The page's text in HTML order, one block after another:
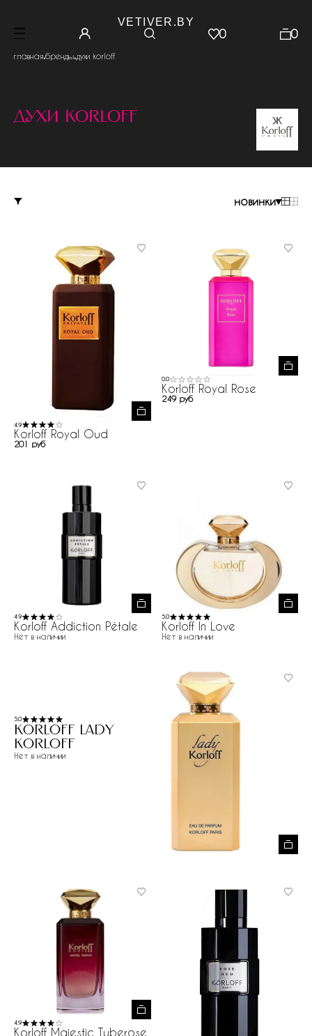
VETIVER.BY
0 0
главная.бренды.духи korloff
духи korloff
новинки
4.9
Korloff Royal Oud
201 руб
0.0
Korloff Royal Rose
249 руб
4.9
Korloff Addiction Pétale
Нет в наличии
5.0
Korloff In Love
Нет в наличии
5.0
Korloff Lady
Korloff
Нет в наличии
4.9
Korloff Majestic Tuberose